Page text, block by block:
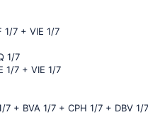
1/7 + VIE 1/7
1/7
1/7 + VIE 1/7
7 + BVA 1/7 + CPH 1/7 + DBV